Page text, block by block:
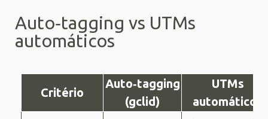
Auto‑tagging vs UTMs
automáticos
Critério
Auto‑tagging
(gclid)
UTMs
automáticos